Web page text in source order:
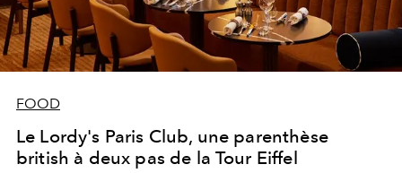
FOOD
Le Lordy's Paris Club, une parenthèse
british à deux pas de la Tour Eiffel